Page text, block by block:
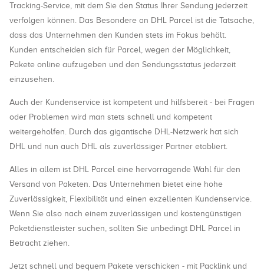
Tracking-Service, mit dem Sie den Status Ihrer Sendung jederzeit
verfolgen können. Das Besondere an DHL Parcel ist die Tatsache,
dass das Unternehmen den Kunden stets im Fokus behält.
Kunden entscheiden sich für Parcel, wegen der Möglichkeit,
Pakete online aufzugeben und den Sendungsstatus jederzeit
einzusehen.
Auch der Kundenservice ist kompetent und hilfsbereit - bei Fragen
oder Problemen wird man stets schnell und kompetent
weitergeholfen. Durch das gigantische DHL-Netzwerk hat sich
DHL und nun auch DHL als zuverlässiger Partner etabliert.
Alles in allem ist DHL Parcel eine hervorragende Wahl für den
Versand von Paketen. Das Unternehmen bietet eine hohe
Zuverlässigkeit, Flexibilität und einen exzellenten Kundenservice.
Wenn Sie also nach einem zuverlässigen und kostengünstigen
Paketdienstleister suchen, sollten Sie unbedingt DHL Parcel in
Betracht ziehen.
Jetzt schnell und bequem Pakete verschicken - mit Packlink und